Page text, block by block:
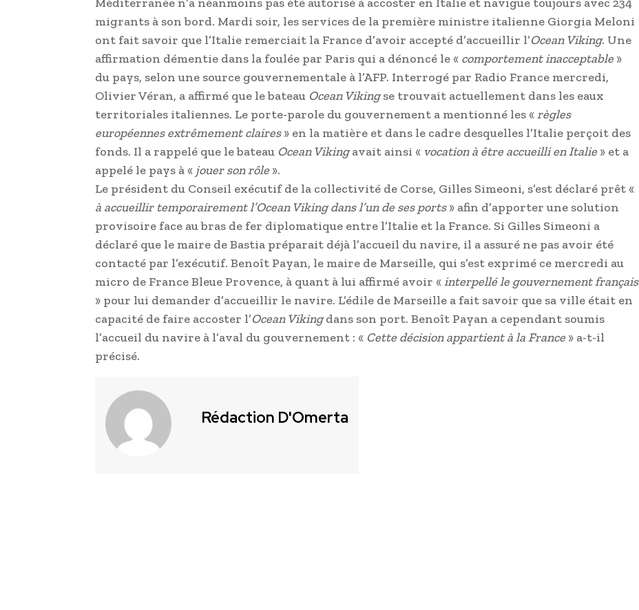
migrants à son bord. Mardi soir, les services de la première ministre italienne Giorgia Meloni
ont fait savoir que l’Italie remerciait la France d’avoir accepté d’accueillir l’Ocean Viking. Une
affirmation démentie dans la foulée par Paris qui a dénoncé le « comportement inacceptable»
du pays, selon une source gouvernementale à l’AFP. Interrogé par Radio France mercredi,
Olivier Véran, a affirmé que le bateau Ocean Vikingse trouvait actuellement dans les eaux
territoriales italiennes. Le porte-parole du gouvernement a mentionné les «règles
européennes extrêmement claires» en la matière et dans le cadre desquelles l’Italie perçoit des
fonds. Il a rappelé que le bateau Ocean Vikingavait ainsi « vocation à être accueilli en Italie» et a
appelé le pays à « jouer son rôle».
Le président du Conseil exécutif de la collectivité de Corse, Gilles Simeoni, s’est déclaré prêt «
à accueillir temporairement l’Ocean Viking dans l’un de ses ports» afin d’apporter une solution
provisoire face au bras de fer diplomatique entre l’Italie et la France. Si Gilles Simeoni a
déclaré que le maire de Bastia préparait déjà l’accueil du navire, il a assuré ne pas avoir été
contacté par l’exécutif. Benoît Payan, le maire de Marseille, qui s’est exprimé ce mercredi au
micro de France Bleue Provence, à quant à lui affirmé avoir «interpellé le gouvernement français
» pour lui demander d’accueillir le navire. L’édile de Marseille a fait savoir que sa ville était en
capacité de faire accoster l’Ocean Vikingdans son port. Benoît Payan a cependant soumis
l’accueil du navire à l’aval du gouvernement : « Cette décision appartient à la France» a-t-il
précisé.
Rédaction D'Omerta